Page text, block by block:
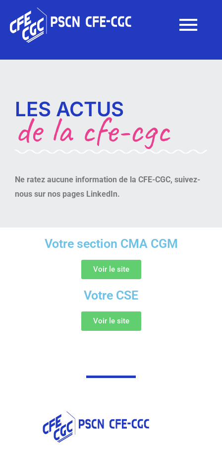
LES ACTUS
de la cfe-cgc
Ne ratez aucune information de la CFE-CGC, suivez-
nous sur nos pages LinkedIn.
Votre section CMA CGM
Voir le site
Votre CSE
Voir le site